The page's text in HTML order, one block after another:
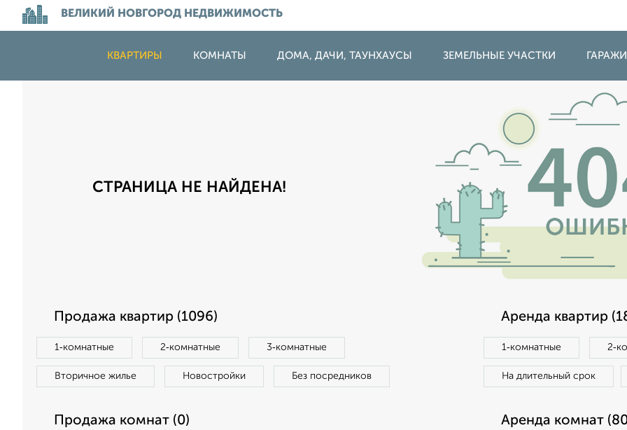
ВЕЛИКИЙ НОВГОРОД НЕДВИЖИМОСТЬ
КВАРТИРЫ КОМНАТЫ ДОМА, ДАЧИ, ТАУНХАУСЫ ЗЕМЕЛЬНЫЕ УЧАСТКИ
СТРАНИЦА НЕ НАЙДЕНА!
Продажа квартир (1096)
1‑комнатные 2‑комнатные 3‑комнатные
Вторичное жилье Новостройки Без посредников
Аренда квартир
1‑комнатные
На длительный срок
Продажа комнат (0) Аренда комнат